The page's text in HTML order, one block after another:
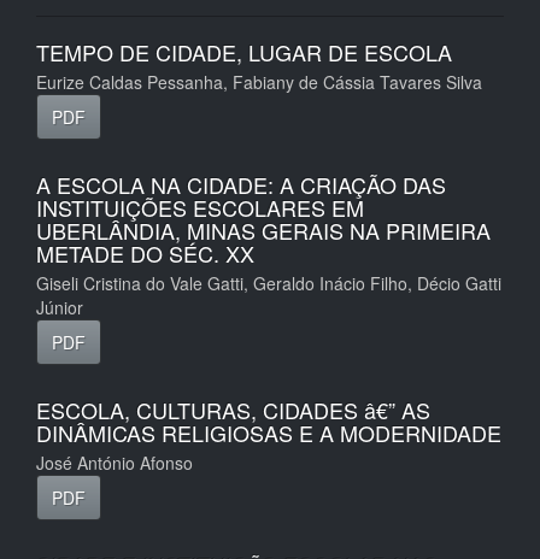
TEMPO DE CIDADE, LUGAR DE ESCOLA
Eurize Caldas Pessanha, Fabiany de Cássia Tavares Silva
PDF
A ESCOLA NA CIDADE: A CRIAÇÃO DAS
INSTITUIÇÕES ESCOLARES EM
UBERLÂNDIA, MINAS GERAIS NA PRIMEIRA
METADE DO SÉC. XX
Giseli Cristina do Vale Gatti, Geraldo Inácio Filho, Décio Gatti
Júnior
PDF
ESCOLA, CULTURAS, CIDADES â€” AS
DINÂMICAS RELIGIOSAS E A MODERNIDADE
José António Afonso
PDF